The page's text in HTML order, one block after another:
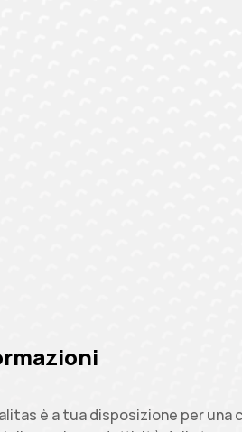
è a tua disposizione per una